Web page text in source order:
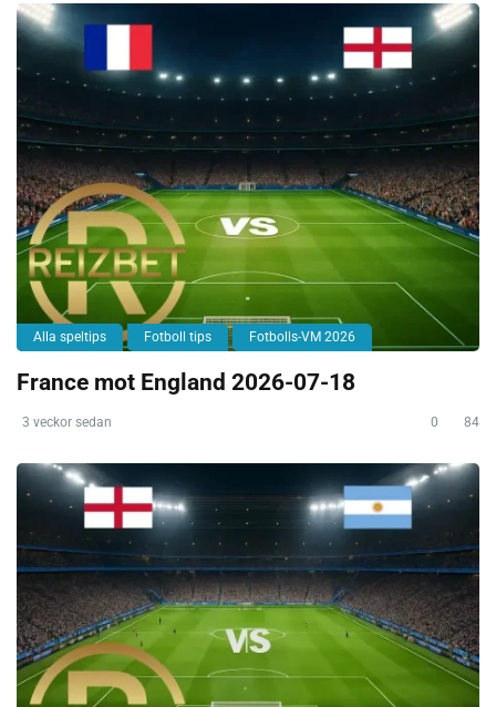
Alla speltips Fotboll tips Fotbolls-VM 2026
France mot England 2026-07-18
3 veckor sedan 0 84